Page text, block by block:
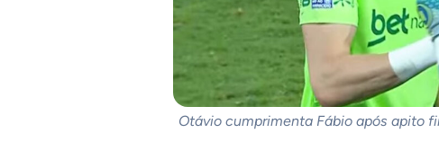
Otávio cumprimenta Fábio após apito